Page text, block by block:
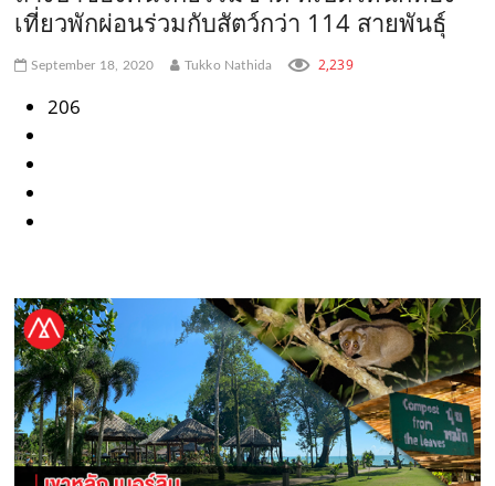
c
o
m
o
m
.
c
m
เที่ยวพักผ่อนร่วมกับสัตว์กว่า 114 สายพันธุ์
September 18, 2020 Tukko Nathida 2,239
206